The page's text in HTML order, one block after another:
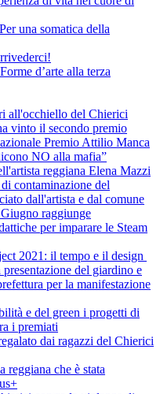
una somatica della
d’arte alla terza
all'occhiello del Chierici
vinto il secondo premio
Premio Attilio Manca
NO alla mafia”
reggiana Elena Mazzi
contaminazione del
dall'artista e dal comune
raggiunge
per imparare le Steam
2021: il tempo e il design
del giardino e
per la manifestazione
e del green i progetti di
i premiati
dai ragazzi del Chierici
che è stata